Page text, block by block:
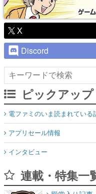
Discord
ピックアップ
電ファミのいま読まれている
アプリセール情報
インタビュー
連載・特集一
くの人々に読ま
した。